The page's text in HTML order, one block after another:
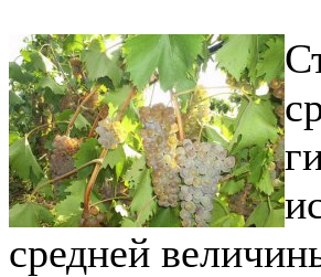
средней